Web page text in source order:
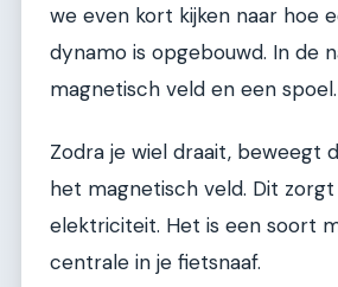
we even kort kijken naar hoe
dynamo is opgebouwd. In de
magnetisch veld en een spoel.
Zodra je wiel draait, beweegt
het magnetisch veld. Dit
elektriciteit. Het is een soort
centrale in je fietsnaaf.